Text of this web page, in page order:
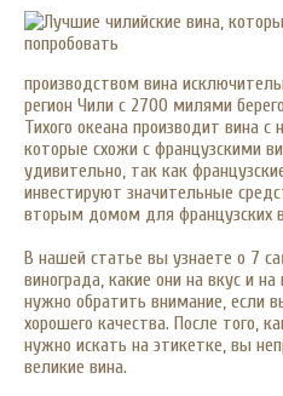
производством вина
регион Чили с 2700 милями
Тихого океана производит вина
которые схожи с французскими
удивительно, так как
инвестируют значительные
вторым домом для французских
В нашей статье вы узнаете о 7
винограда, какие они на вкус и
нужно обратить внимание, если
хорошего качества. После того,
нужно искать на этикетке, вы
великие вина.